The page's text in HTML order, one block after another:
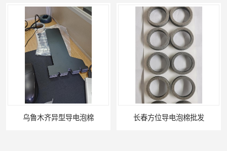
乌鲁木齐异型导电泡棉 长春方位导电泡棉批发